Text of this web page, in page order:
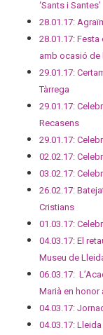
‘Sants i Santes’
28.01.17:
28.01.17:
amb ocasió de
29.01.17:
Tàrrega
29.01.17:
Recasens
29.01.17:
02.02.17:
03.02.17:
26.02.17:
Cristians
01.03.17:
04.03.17: El
Museu de
06.03.17:
Marià en honor
04.03.17:
04.03.17: